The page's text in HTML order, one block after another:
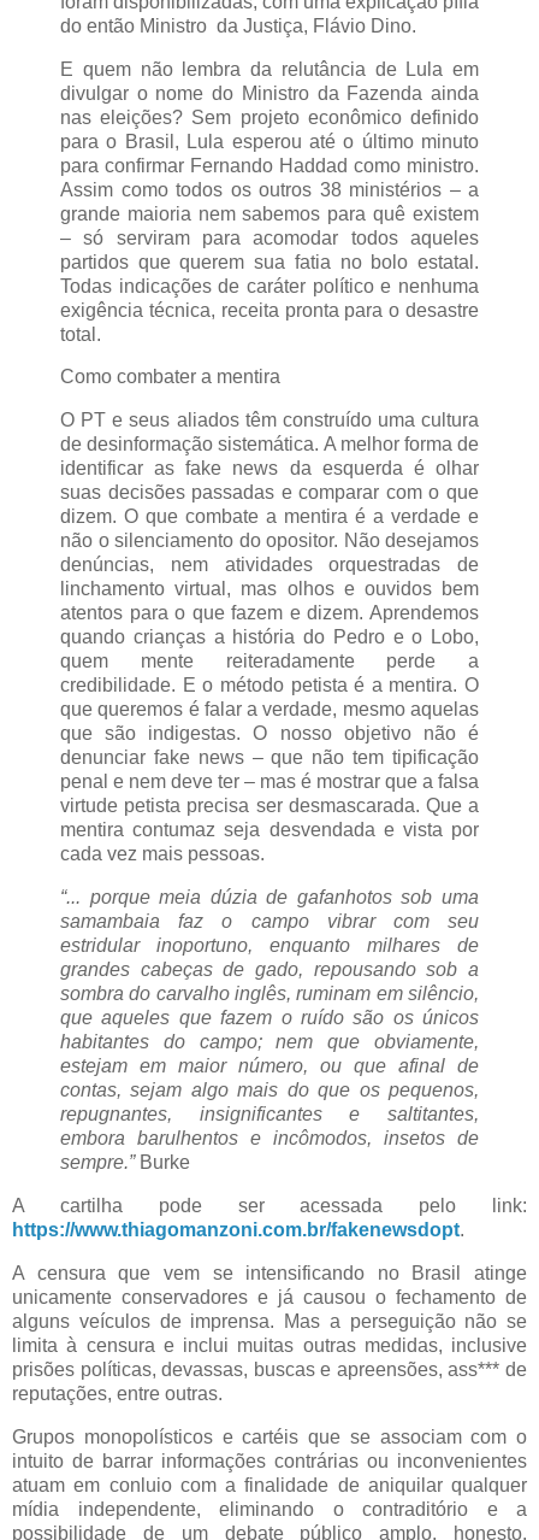
do então Ministro da Justiça, Flávio Dino.
E quem não lembra da relutância de Lula em
divulgar o nome do Ministro da Fazenda ainda
nas eleições? Sem projeto econômico definido
para o Brasil, Lula esperou até o último minuto
para confirmar Fernando Haddad como ministro.
Assim como todos os outros 38 ministérios – a
grande maioria nem sabemos para quê existem
– só serviram para acomodar todos aqueles
partidos que querem sua fatia no bolo estatal.
Todas indicações de caráter político e nenhuma
exigência técnica, receita pronta para o desastre
total.
Como combater a mentira
O PT e seus aliados têm construído uma cultura
de desinformação sistemática. A melhor forma de
identificar as fake news da esquerda é olhar
suas decisões passadas e comparar com o que
dizem. O que combate a mentira é a verdade e
não o silenciamento do opositor. Não desejamos
denúncias, nem atividades orquestradas de
linchamento virtual, mas olhos e ouvidos bem
atentos para o que fazem e dizem. Aprendemos
quando crianças a história do Pedro e o Lobo,
quem mente reiteradamente perde a
credibilidade. E o método petista é a mentira. O
que queremos é falar a verdade, mesmo aquelas
que são indigestas. O nosso objetivo não é
denunciar fake news – que não tem tipificação
penal e nem deve ter – mas é mostrar que a falsa
virtude petista precisa ser desmascarada. Que a
mentira contumaz seja desvendada e vista por
cada vez mais pessoas.
“... porque meia dúzia de gafanhotos sob uma
samambaia faz o campo vibrar com seu
estridular inoportuno, enquanto milhares de
grandes cabeças de gado, repousando sob a
sombra do carvalho inglês, ruminam em silêncio,
que aqueles que fazem o ruído são os únicos
habitantes do campo; nem que obviamente,
estejam em maior número, ou que afinal de
contas, sejam algo mais do que os pequenos,
repugnantes, insignificantes e saltitantes,
embora barulhentos e incômodos, insetos de
sempre.” Burke
A cartilha pode ser acessada pelo link:
https://www.thiagomanzoni.com.br/fakenewsdopt.
A censura que vem se intensificando no Brasil atinge
unicamente conservadores e já causou o fechamento de
alguns veículos de imprensa. Mas a perseguição não se
limita à censura e inclui muitas outras medidas, inclusive
prisões políticas, devassas, buscas e apreensões, ass*** de
reputações, entre outras.
Grupos monopolísticos e cartéis que se associam com o
intuito de barrar informações contrárias ou inconvenientes
atuam em conluio com a finalidade de aniquilar qualquer
mídia independente, eliminando o contraditório e a
possibilidade de um debate público amplo, honesto,